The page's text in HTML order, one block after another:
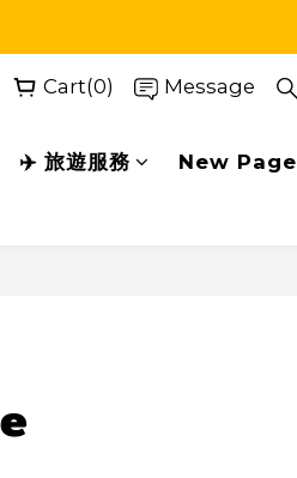
Cart(0) Message
✈️ 旅遊服務 New Page